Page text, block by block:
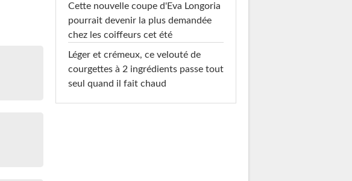
Cette nouvelle coupe d'Eva Longoria
pourrait devenir la plus demandée
chez les coiffeurs cet été
Léger et crémeux, ce velouté de
courgettes à 2 ingrédients passe tout
seul quand il fait chaud